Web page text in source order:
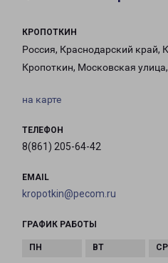
КРОПОТКИН
Россия, Краснодарский край,
Кропоткин, Московская
на карте
ТЕЛЕФОН
8(861) 205-64-42
EMAIL
kropotkin@pecom.ru
ГРАФИК РАБОТЫ